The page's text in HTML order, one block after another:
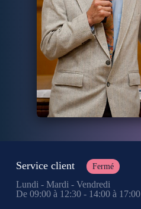
Service client Fermé
Lundi - Mardi - Vendredi
De 09:00 à 12:30 - 14:00 à 17:00